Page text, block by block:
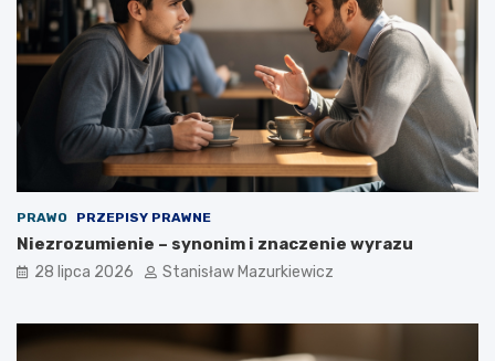
PRAWO PRZEPISY PRAWNE
Niezrozumienie – synonim i znaczenie wyrazu
28 lipca 2026 Stanisław Mazurkiewicz